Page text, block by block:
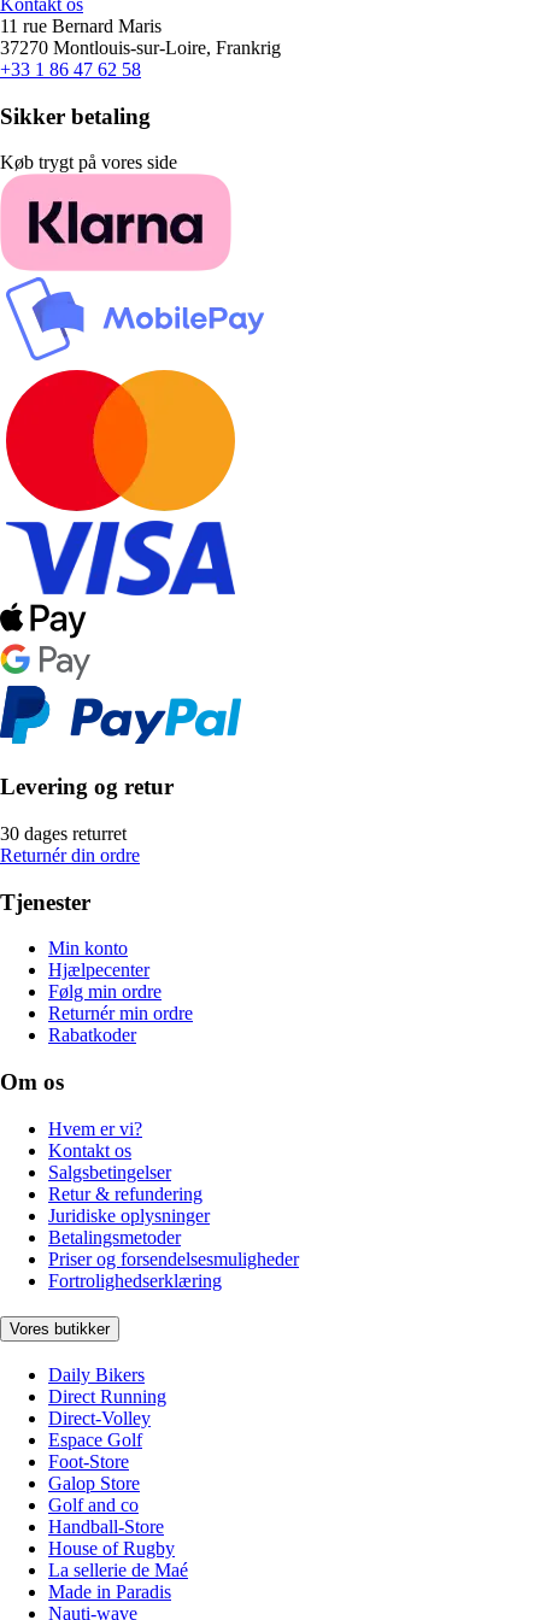
Kontakt os
11 rue Bernard Maris
37270 Montlouis-sur-Loire, Frankrig
+33 1 86 47 62 58
Sikker betaling
Køb trygt på vores side
Levering og retur
30 dages returret
Returnér din ordre
Tjenester
Min konto
Hjælpecenter
Følg min ordre
Returnér min ordre
Rabatkoder
Om os
Hvem er vi?
Kontakt os
Salgsbetingelser
Retur & refundering
Juridiske oplysninger
Betalingsmetoder
Priser og forsendelsesmuligheder
Fortrolighedserklæring
Vores butikker
Daily Bikers
Direct Running
Direct-Volley
Espace Golf
Foot-Store
Galop Store
Golf and co
Handball-Store
House of Rugby
La sellerie de Maé
Made in Paradis
Nauti-wave